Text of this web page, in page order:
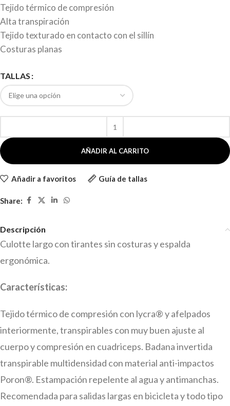
Tejido térmico de compresión
Alta transpiración
Tejido texturado en contacto con el sillín
Costuras planas
TALLAS
AÑADIR AL CARRITO
Añadir a favoritos Guía de tallas
Share:
Descripción
Culotte largo con tirantes sin costuras y espalda
ergonómica.
Características:
Tejido térmico de compresión con lycra® y afelpados
interiormente, transpirables con muy buen ajuste al
cuerpo y compresión en cuadriceps. Badana invertida
transpirable multidensidad con material anti-impactos
Poron®. Estampación repelente al agua y antimanchas.
Recomendada para salidas largas en bicicleta y todo tipo